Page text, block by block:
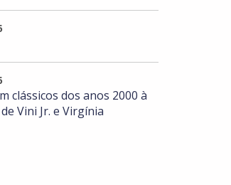
clássicos dos anos 2000 à
Vini Jr. e Virgínia